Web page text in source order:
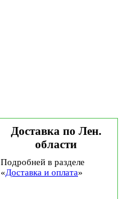
Доставка по Лен.
области
Подробней в разделе
«Доставка и оплата»